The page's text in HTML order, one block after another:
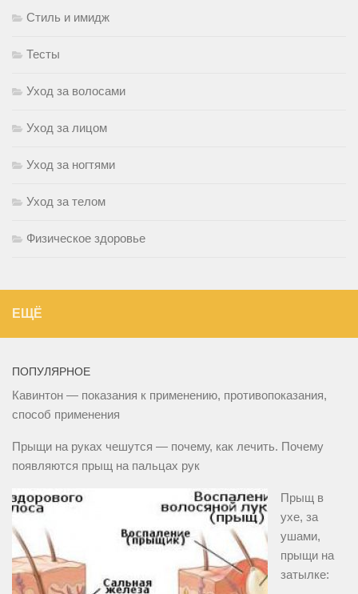
Стиль и имидж
Тесты
Уход за волосами
Уход за лицом
Уход за ногтями
Уход за телом
Физическое здоровье
ЕЩЁ
ПОПУЛЯРНОЕ
Кавинтон — показания к применению, противопоказания,
способ применения
Прыщи на руках чешутся — почему, как лечить. Почему
появляются прыщ на пальцах рук
Прыщ в
ухе, за
ушами,
прыщи на
затылке: